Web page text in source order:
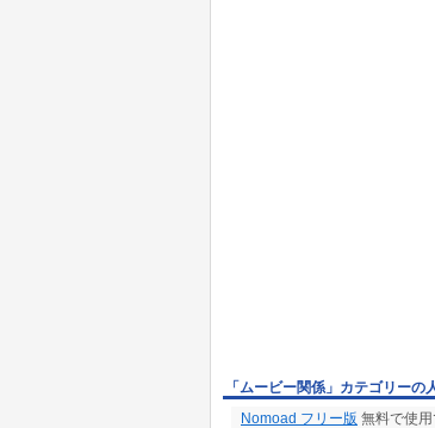
「ムービー関係」カテゴリーの
Nomoad フリー版 無料で使